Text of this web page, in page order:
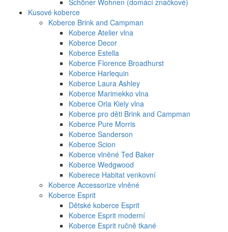
Schöner Wohnen (domácí značkové)
Kusové koberce
Koberce Brink and Campman
Koberce Atelier vlna
Koberce Decor
Koberce Estella
Koberce Florence Broadhurst
Koberce Harlequin
Koberce Laura Ashley
Koberce Marimekko vlna
Koberce Orla Kiely vlna
Koberce pro děti Brink and Campman
Koberce Pure Morris
Koberce Sanderson
Koberce Scion
Koberce vlněné Ted Baker
Koberce Wedgwood
Koberece Habitat venkovní
Koberce Accessorize vlněné
Koberce Esprit
Dětské koberce Esprit
Koberce Esprit moderní
Koberce Esprit ručně tkané